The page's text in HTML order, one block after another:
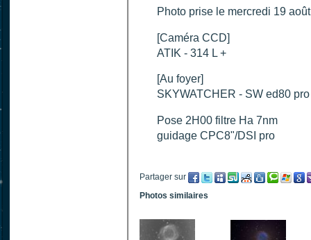
Photo prise le mercredi 19
[Caméra CCD]
ATIK - 314 L +
[Au foyer]
SKYWATCHER - SW ed80 pro
Pose 2H00 filtre Ha 7nm
guidage CPC8"/DSI pro
Partager sur
Photos similaires